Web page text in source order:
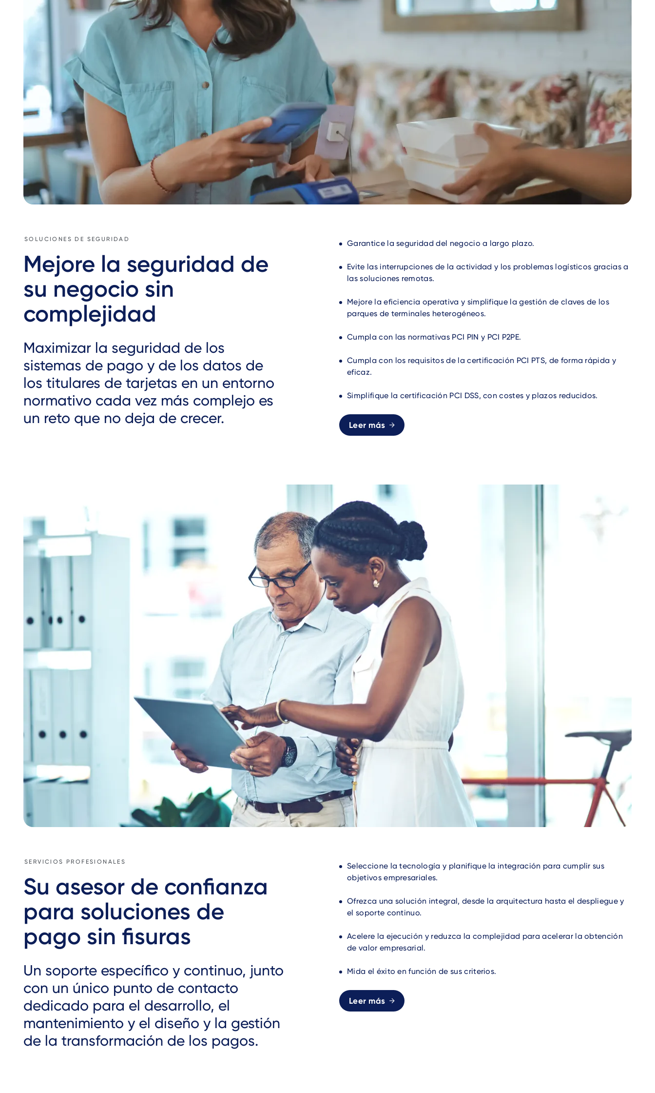
SOLUCIONES DE SEGURIDAD
Mejore la seguridad de
su negocio sin
complejidad
Maximizar la seguridad de los
sistemas de pago y de los datos de
los titulares de tarjetas en un entorno
normativo cada vez más complejo es
un reto que no deja de crecer.
Garantice la seguridad del negocio a largo plazo.
Evite las interrupciones de la actividad y los problemas logísticos gracias a
las soluciones remotas.
Mejore la eficiencia operativa y simplifique la gestión de claves de los
parques de terminales heterogéneos.
Cumpla con las normativas PCI PIN y PCI P2PE.
Cumpla con los requisitos de la certificación PCI PTS, de forma rápida y
eficaz.
Simplifique la certificación PCI DSS, con costes y plazos reducidos.
Leer más
SERVICIOS PROFESIONALES
Su asesor de confianza
para soluciones de
pago sin fisuras
Un soporte específico y continuo, junto
con un único punto de contacto
dedicado para el desarrollo, el
mantenimiento y el diseño y la gestión
de la transformación de los pagos.
Seleccione la tecnología y planifique la integración para cumplir sus
objetivos empresariales.
Ofrezca una solución integral, desde la arquitectura hasta el despliegue y
el soporte continuo.
Acelere la ejecución y reduzca la complejidad para acelerar la obtención
de valor empresarial.
Mida el éxito en función de sus criterios.
Leer más